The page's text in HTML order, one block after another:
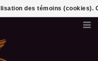
des témoins